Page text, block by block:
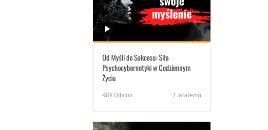
Od Myśli do Sukcesu: Siła
Psychocybernetyki w Codziennym
Życiu
989 Odsłon 2 latatemu